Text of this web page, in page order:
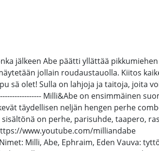
jälkeen Abe päätti yllättää
jollain roudaustauolla. Kiitos
sä olet! Sulla on lahjoja ja taitoja, joita
Milli&Abe on ensimmäinen
täydellisen neljän hengen perhe
on perhe, parisuhde, taapero,
www.youtube.com/milliandabe
Milli, Abe, Ephraim, Eden Vauva: